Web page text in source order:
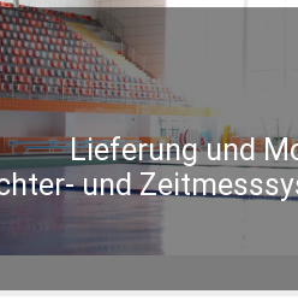
Lieferung und
und